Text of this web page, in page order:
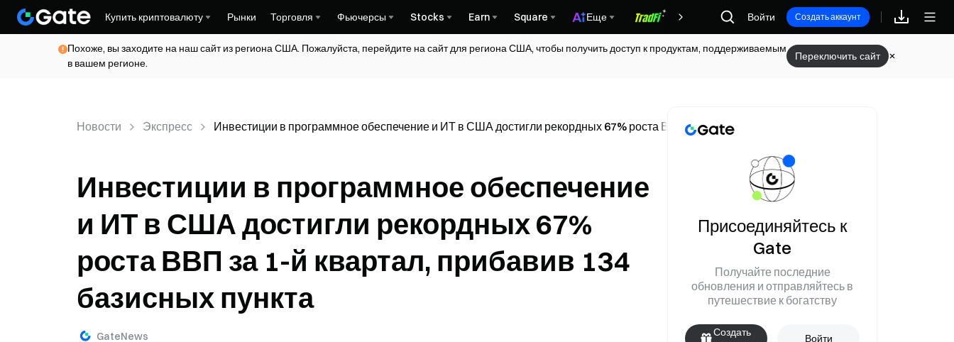
Купить криптовалюту Рынки Торговля Фьючерсы Stocks Earn Square Еще Награды
Войти Создать аккаунт
Похоже, вы заходите на наш сайт из региона США. Пожалуйста, перейдите на сайт для региона США, чтобы получить доступ к продуктам, поддерживаемым
в вашем регионе.
Переключить сайт
Новости Экспресс Инвестиции в программное обеспечение и ИТ в США достигли рекордных 67% роста ВВП за 1-й квартал, прибавив 134 базисных пункта
Инвестиции в программное обеспечение
и ИТ в США достигли рекордных 67%
роста ВВП за 1-й квартал, прибавив 134
базисных пункта
GateNews
Присоединяйтесь к
Gate
Получайте последние
обновления и отправляйтесь в
путешествие к богатству
Создать
Войти